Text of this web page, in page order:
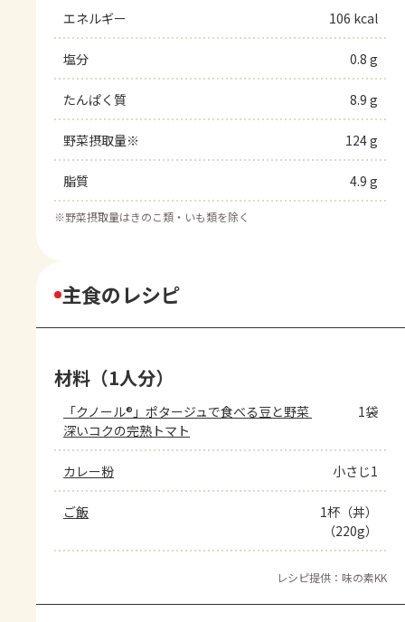
エネルギー 106 kcal
塩分 0.8 g
たんぱく質 8.9 g
野菜摂取量※ 124 g
脂質 4.9 g
※野菜摂取量はきのこ類・いも類を除く
主食のレシピ
材料（1人分）
「クノール®」ポタージュで食べる豆と野菜
深いコクの完熟トマト
1袋
カレー粉 小さじ1
ご飯
1杯（丼）
（220g）
レシピ提供：味の素KK